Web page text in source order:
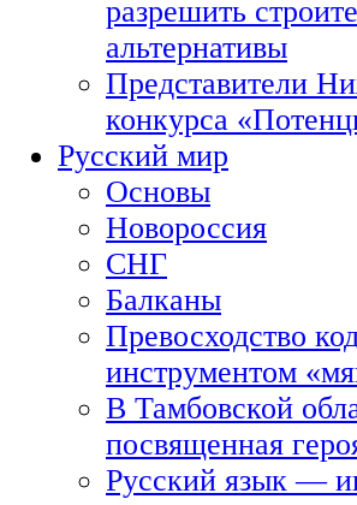
разрешить
альтернативы
Представители
конкурса
Русский мир
Основы
Новороссия
СНГ
Балканы
Превосходство
инструментом
В Тамбовской
посвященная
Русский язык —